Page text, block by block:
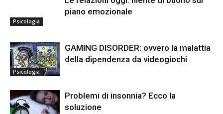
Psicologia
piano emozionale
Psicologia
GAMING DISORDER: ovvero la malattia
della dipendenza da videogiochi
Problemi di insonnia? Ecco la
soluzione